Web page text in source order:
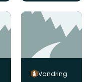
Vandring